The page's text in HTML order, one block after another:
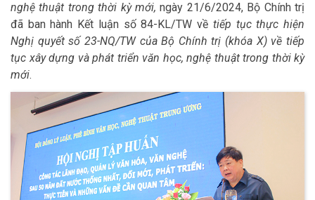
nghệ thuật trong thời kỳ mới,ngày 21/6/2024, Bộ Chính trị
đã ban hành Kết luận số 84-KL/TW về tiếp tục thực hiện
Nghị quyết số 23-NQ/TW của Bộ Chính trị (khóa X) về tiếp
tục xây dựng và phát triển văn học, nghệ thuật trong thời kỳ
mới.